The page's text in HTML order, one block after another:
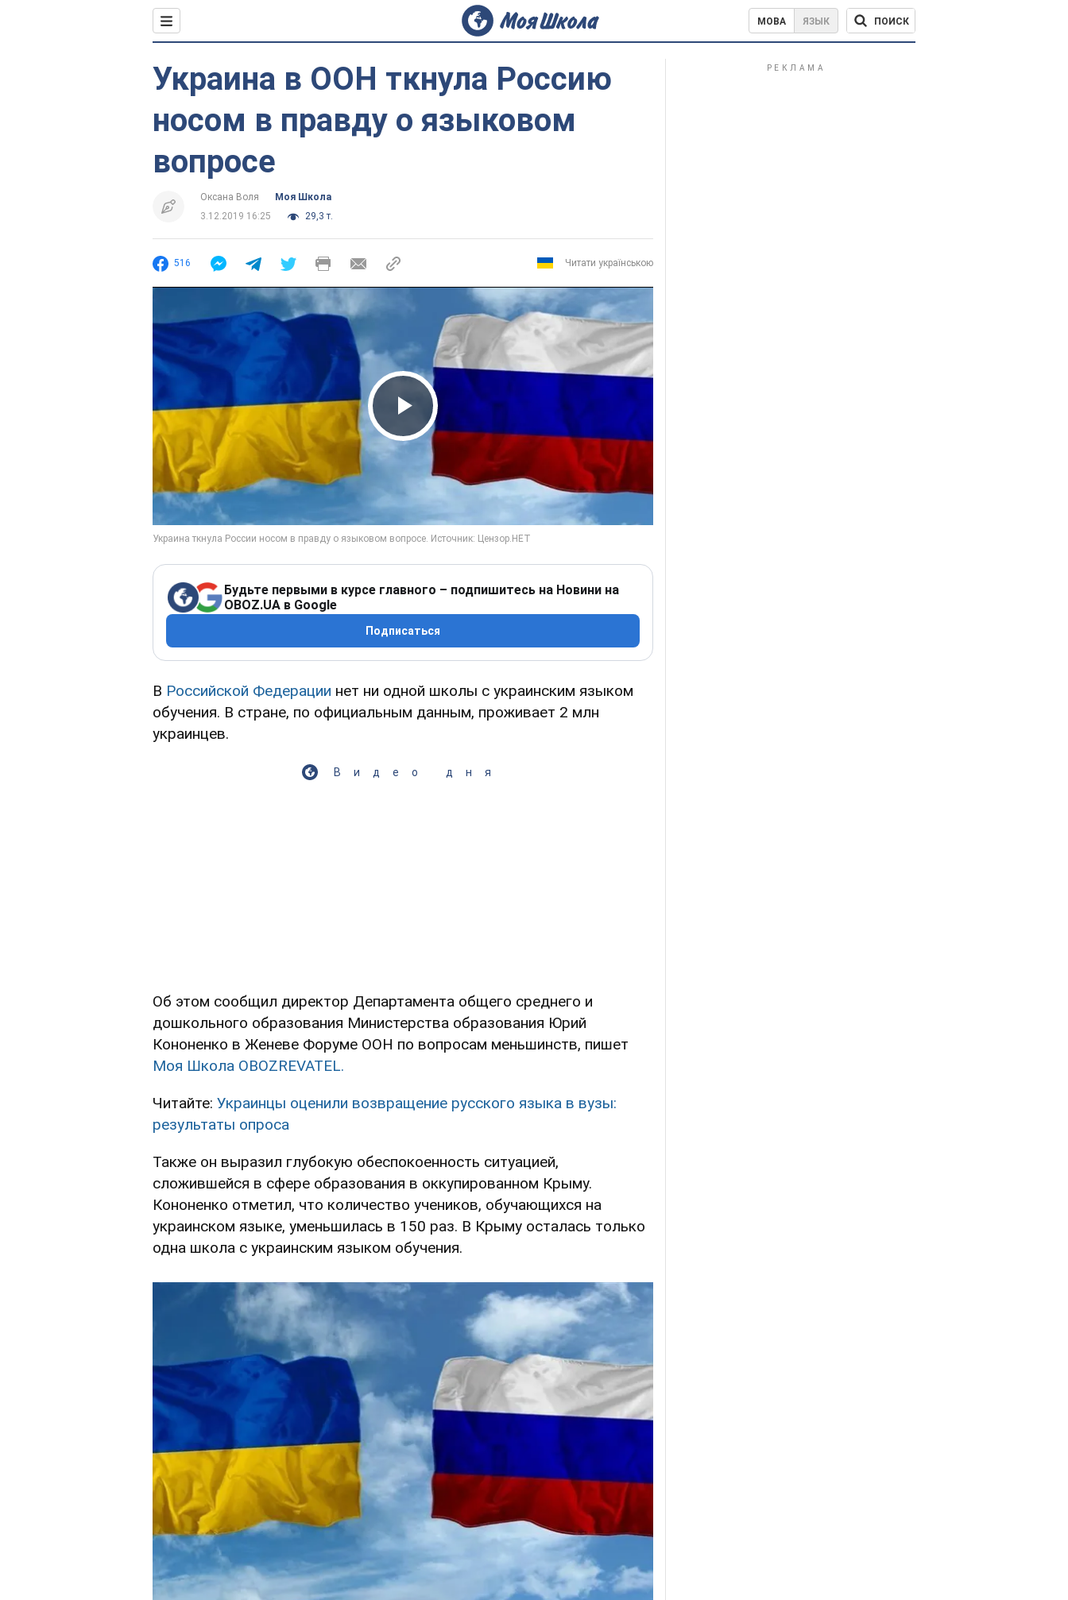
МОВА ЯЗЫК ПОИСК
Украина в ООН ткнула Россию
носом в правду о языковом
вопросе
Оксана Воля
Моя Школа
3.12.2019 16:25
29,3 т.
516 Читати українською
Play Video
Будьте первыми в курсе главного – подпишитесь на Новини на
OBOZ.UA в Google
Подписаться
В Российской Федерации нет ни одной школы с украинским языком
обучения. В стране, по официальным данным, проживает 2 млн
украинцев.
Видео дня
Об этом сообщил директор Департамента общего среднего и
дошкольного образования Министерства образования Юрий
Кононенко в Женеве Форуме ООН по вопросам меньшинств, пишет
Моя Школа OBOZREVATEL.
Читайте: Украинцы оценили возвращение русского языка в вузы:
результаты опроса
Также он выразил глубокую обеспокоенность ситуацией,
сложившейся в сфере образования в оккупированном Крыму.
Кононенко отметил, что количество учеников, обучающихся на
украинском языке, уменьшилась в 150 раз. В Крыму осталась только
одна школа с украинским языком обучения.